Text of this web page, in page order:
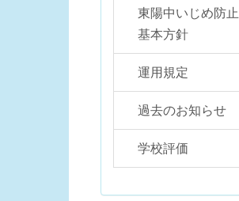
東陽中いじめ防止
基本方針
運用規定
過去のお知らせ
学校評価